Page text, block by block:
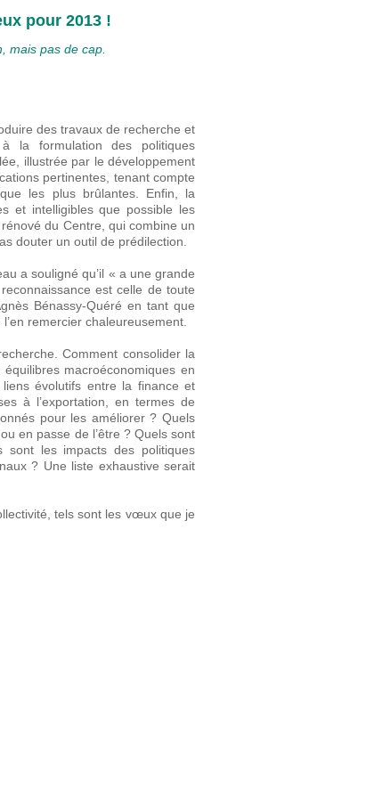
pour 2013 !
mais pas de cap.
des travaux de recherche et
à la formulation des politiques
illustrée par le développement
pertinentes, tenant compte
les plus brûlantes. Enfin, la
et intelligibles que possible les
du Centre, qui combine un
douter un outil de prédilection.
a souligné qu’il « a une grande
est celle de toute
Bénassy-Quéré en tant que
remercier chaleureusement.
Comment consolider la
macroéconomiques en
évolutifs entre la finance et
à l’exportation, en termes de
pour les améliorer ? Quels
en passe de l’être ? Quels sont
sont les impacts des politiques
? Une liste exhaustive serait
tels sont les vœux que je